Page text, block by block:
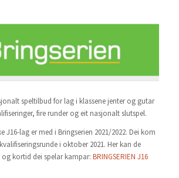
speltilbud for lag i klassene jenter og gutar
fire runder og eit nasjonalt slutspel.
J16-lag er med i Bringserien 2021/2022. Dei kom
i oktober 2021. Her kan de
kortid dei spelar kampar: BRINGSERIEN J16